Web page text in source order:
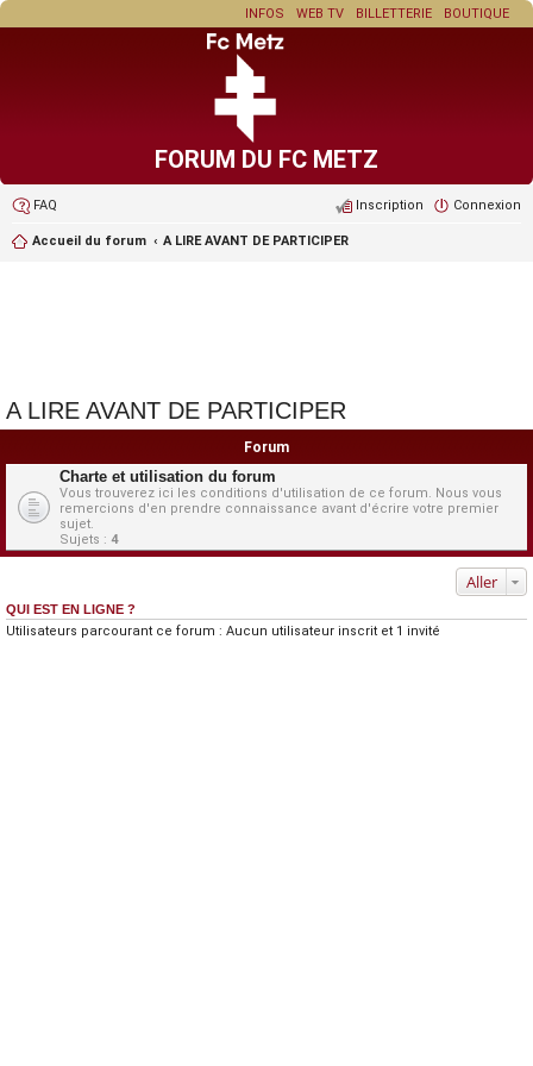
BOUTIQUE
BILLETTERIE
WEB TV
INFOS
FORUM DU FC METZ
FAQ Connexion
Inscription
Accueil du forum A LIRE AVANT DE PARTICIPER
A LIRE AVANT DE PARTICIPER
Forum
Charte et utilisation du forum
Vous trouverez ici les conditions d'utilisation de ce forum. Nous vous
remercions d'en prendre connaissance avant d'écrire votre premier
sujet.
Sujets : 4
Aller
QUI EST EN LIGNE ?
Utilisateurs parcourant ce forum : Aucun utilisateur inscrit et 1 invité